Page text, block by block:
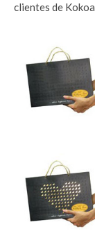
clientes de